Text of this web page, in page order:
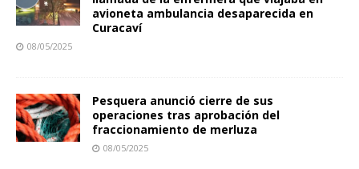
avioneta ambulancia desaparecida en
Curacaví
08/05/2025
Pesquera anunció cierre de sus
operaciones tras aprobación del
fraccionamiento de merluza
08/05/2025